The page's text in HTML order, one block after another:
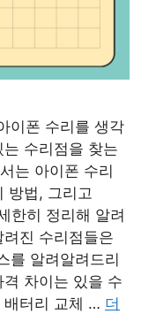
이폰 수리를 생각
수리점을 찾는
는 아이폰 수리
방법, 그리고
한히 정리해 알려
진 수리점들은
를 알려알려드리
차이는 있을 수
배터리 교체 … 더